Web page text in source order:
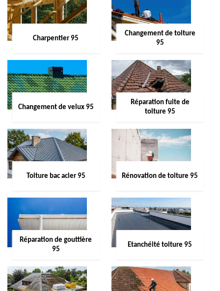
Charpentier 95
Changement de toiture
95
Changement de velux 95
Réparation fuite de
toiture 95
Toiture bac acier 95 Rénovation de toiture 95
Réparation de gouttière
95
Etanchéité toiture 95